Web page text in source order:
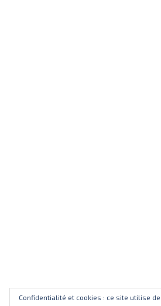
Confidentialité et cookies : ce site utilise